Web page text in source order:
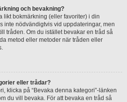
och bevakning?
likt bokmärkning (eller favoriter) i din
inte nödvändigtvis vid uppdateringar, men
tråden. Om du istället bevakar en tråd så
metod eller metoder när tråden eller
eller trådar?
klicka på “Bevaka denna kategori”-länken
du vill bevaka. För att bevaka en tråd så